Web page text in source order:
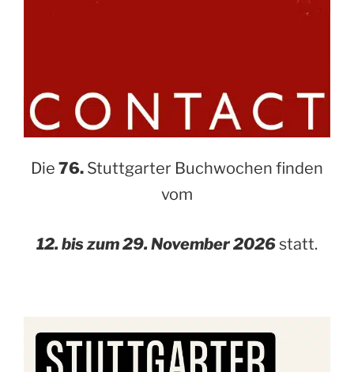
Die 76. Stuttgarter Buchwochen finden
vom
12. bis zum 29. November 2026statt.